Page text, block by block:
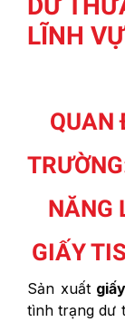
LĨNH
QUAN
NĂNG
GIẤY
Sản xuất
tình trạng dư